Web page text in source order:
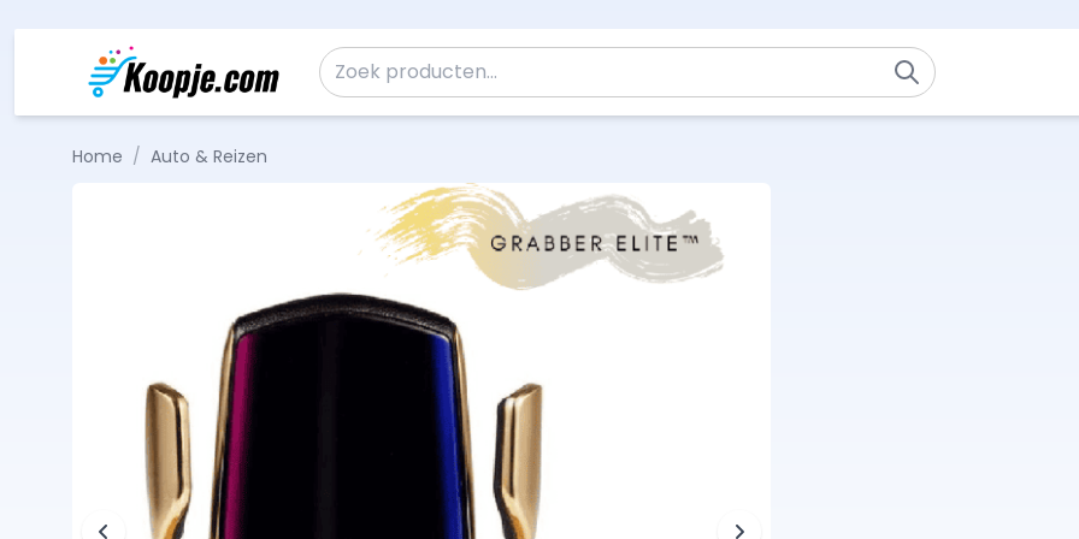
Zoeken naar:
Home / Auto & Reizen